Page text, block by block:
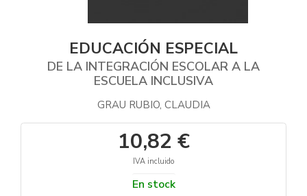
EDUCACIÓN ESPECIAL
DE LA INTEGRACIÓN ESCOLAR A LA
ESCUELA INCLUSIVA
GRAU RUBIO, CLAUDIA
10,82 €
IVA incluido
En stock